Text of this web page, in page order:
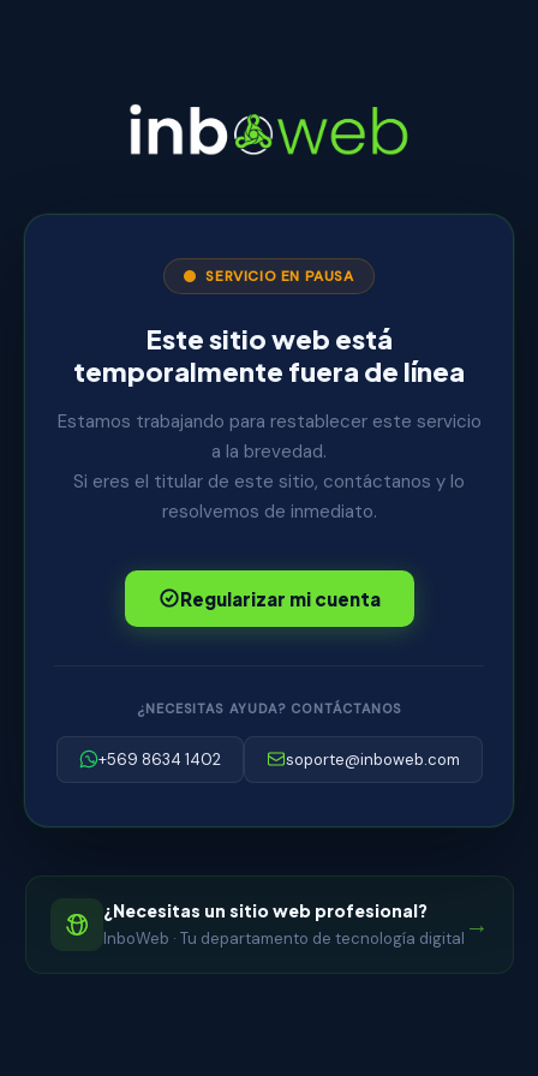
SERVICIO EN PAUSA
Este sitio web está
temporalmente fuera de línea
Estamos trabajando para restablecer este servicio
a la brevedad.
Si eres el titular de este sitio, contáctanos y lo
resolvemos de inmediato.
Regularizar mi cuenta
¿NECESITAS AYUDA? CONTÁCTANOS
+569 8634 1402 soporte@inboweb.com
¿Necesitas un sitio web profesional?
InboWeb · Tu departamento de tecnología digital →